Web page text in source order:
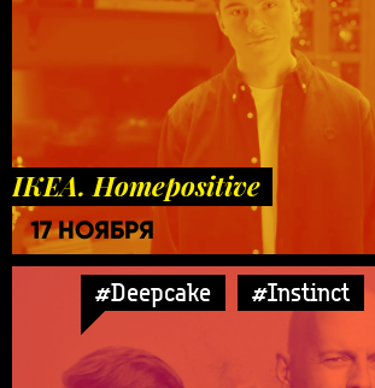
IKEA. Homepositive
17 НОЯБРЯ
#Deepcake #Instinct